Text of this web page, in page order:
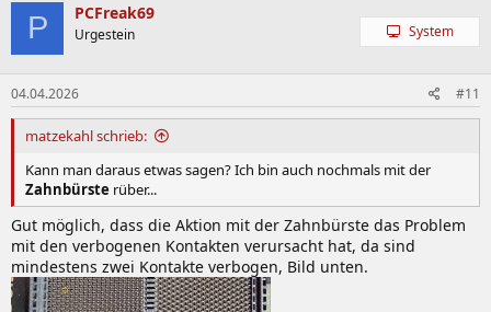
P PCFreak69
Urgestein System
04.04.2026 #11
matzekahl schrieb:
Kann man daraus etwas sagen? Ich bin auch nochmals mit der
Zahnbürste rüber...
Gut möglich, dass die Aktion mit der Zahnbürste das Problem
mit den verbogenen Kontakten verursacht hat, da sind
mindestens zwei Kontakte verbogen, Bild unten.